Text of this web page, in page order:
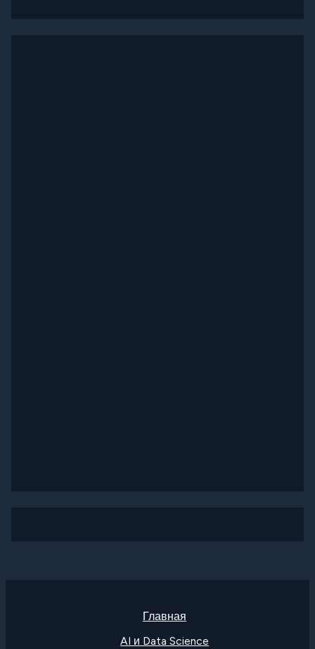
Главная
AI и Data Science